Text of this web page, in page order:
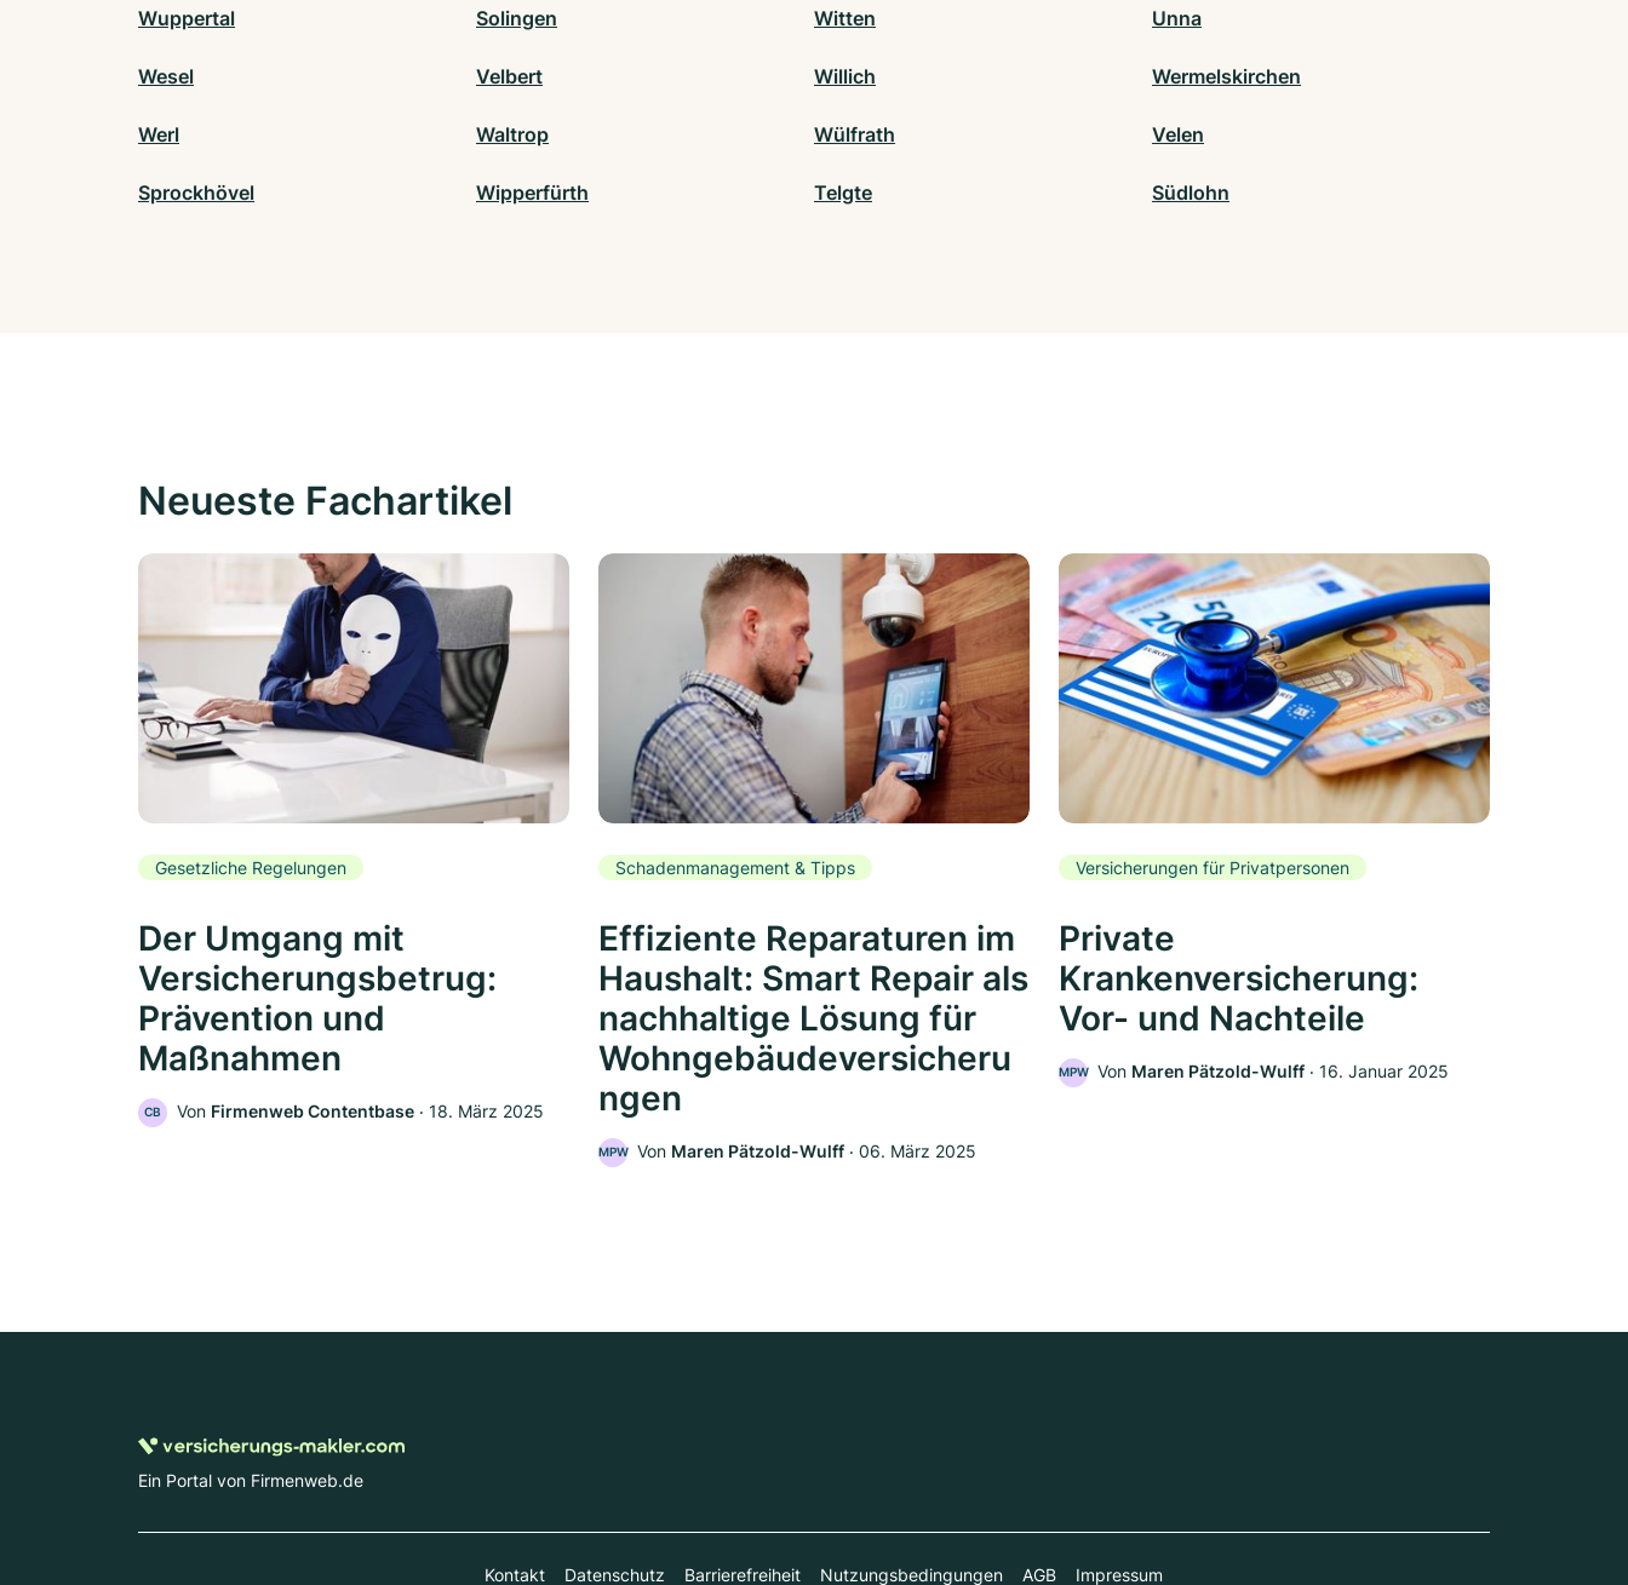
Wuppertal Solingen Witten Unna
Wesel Velbert Willich Wermelskirchen
Werl Waltrop Wülfrath Velen
Sprockhövel Wipperfürth Telgte Südlohn
Neueste Fachartikel
Gesetzliche Regelungen
Der Umgang mit
Versicherungsbetrug:
Prävention und
Maßnahmen
CB Von Firmenweb Contentbase ‧ 18. März 2025
Schadenmanagement & Tipps
Effiziente Reparaturen im
Haushalt: Smart Repair als
nachhaltige Lösung für
Wohngebäudeversicheru
ngen
MPW Von Maren Pätzold-Wulff ‧ 06. März 2025
Versicherungen für Privatpersonen
Private
Krankenversicherung:
Vor- und Nachteile
MPW Von Maren Pätzold-Wulff ‧ 16. Januar 2025
Ein Portal von Firmenweb.de
Kontakt Datenschutz Barrierefreiheit Nutzungsbedingungen AGB Impressum